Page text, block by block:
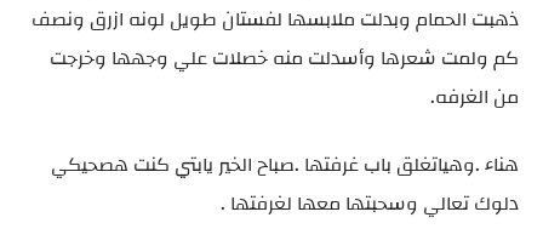
ذهبت الحمام وبدلت ملابسها لفستان طويل لونه ازرق ونصف
كم ولمت شعرها وأسدلت منه خصلات علي وجهها وخرجت
من الغرفه.
هناء .وهياتغلق باب غرفتها .صباح الخير يابتي كنت هصحيكي
دلوك تعالي وسحبتها معها لغرفتها .